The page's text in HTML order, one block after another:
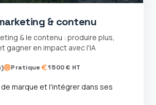
& contenu
& le contenu : produire plus,
gagner en impact avec l'IA
Pratique 1 500 € HT
de marque et l'intégrer dans ses